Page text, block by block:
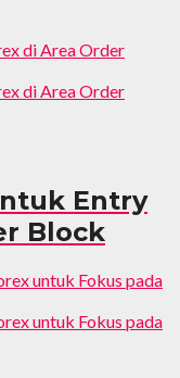
Entry
Block